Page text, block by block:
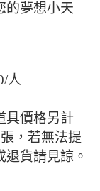
的夢想小天
人
具價格另計
，若無法提
貨請見諒。